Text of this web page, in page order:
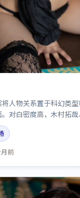
人物关系置于科幻类
对白密度高，木村拓
奏值得关注；整体气质偏
前